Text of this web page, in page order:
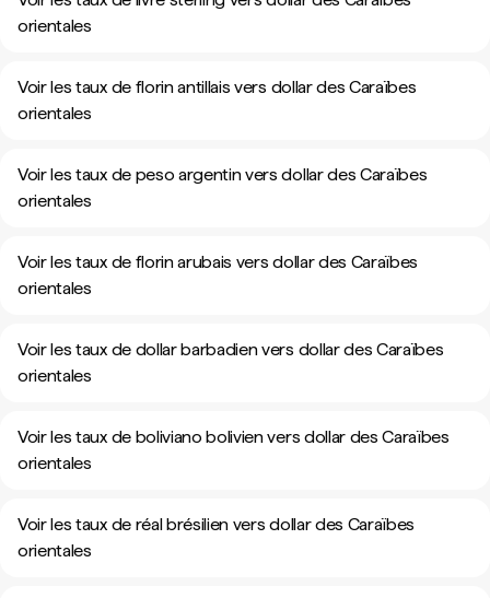
orientales
Voir les taux de florin antillais vers dollar des Caraïbes
orientales
Voir les taux de peso argentin vers dollar des Caraïbes
orientales
Voir les taux de florin arubais vers dollar des Caraïbes
orientales
Voir les taux de dollar barbadien vers dollar des Caraïbes
orientales
Voir les taux de boliviano bolivien vers dollar des Caraïbes
orientales
Voir les taux de réal brésilien vers dollar des Caraïbes
orientales